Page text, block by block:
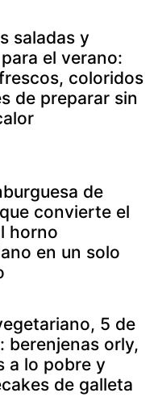
saladas y
el verano:
coloridos
de preparar sin
de
convierte el
horno
en un solo
5 de
berenjenas orly,
a lo pobre y
de galleta